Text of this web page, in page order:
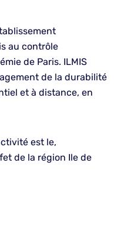
au contrôle
de Paris. ILMIS
de la durabilité
et à distance, en
est le,
de la région Ile de